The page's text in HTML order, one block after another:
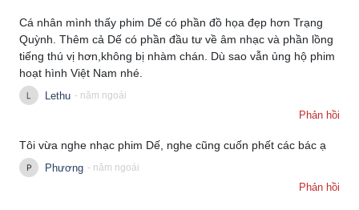
Cá nhân mình thấy phim Dế có phần đồ họa đẹp hơn Trạng
Quỳnh. Thêm cả Dế có phần đầu tư về âm nhạc và phần lồng
tiếng thú vị hơn,không bị nhàm chán. Dù sao vẫn ủng hộ phim
hoạt hình Việt Nam nhé.
Lethu - năm ngoái
Phản hồi
Tôi vừa nghe nhạc phim Dế, nghe cũng cuốn phết các bác ạ
Phương - năm ngoái
Phản hồi